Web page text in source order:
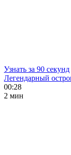
Узнать за 90 секунд
Легендарный
00:28
2 мин